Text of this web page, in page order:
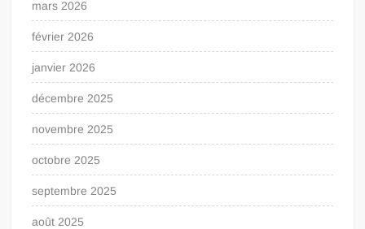
mars 2026
février 2026
janvier 2026
décembre 2025
novembre 2025
octobre 2025
septembre 2025
août 2025